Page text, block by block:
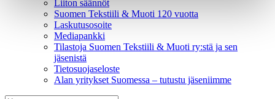
Liiton säännöt
Suomen Tekstiili & Muoti 120 vuotta
Laskutusosoite
Mediapankki
Tilastoja Suomen Tekstiili & Muoti ry:stä ja sen
jäsenistä
Tietosuojaseloste
Alan yritykset Suomessa – tutustu jäseniimme